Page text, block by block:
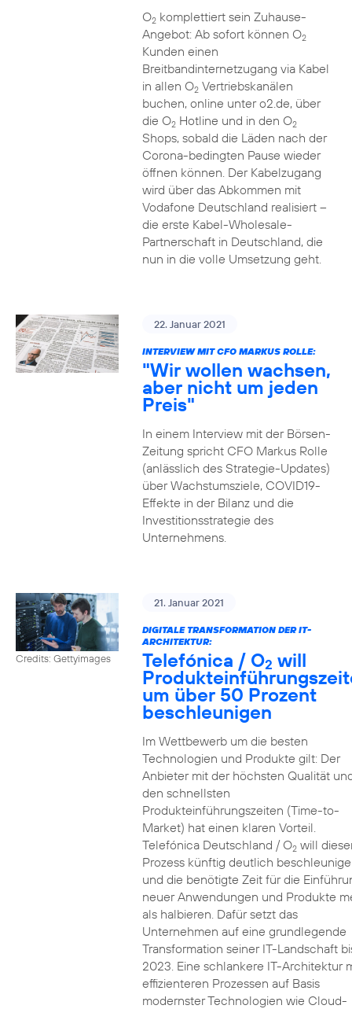
O2komplettiert sein Zuhause-
Angebot: Ab sofort können O2
Kunden einen
Breitbandinternetzugang via Kabel
in allen O2Vertriebskanälen
buchen, online unter o2.de, über
die O2Hotline und in den O2
Shops, sobald die Läden nach der
Corona-bedingten Pause wieder
öffnen können. Der Kabelzugang
wird über das Abkommen mit
Vodafone Deutschland realisiert –
die erste Kabel-Wholesale-
Partnerschaft in Deutschland, die
nun in die volle Umsetzung geht.
22. Januar 2021
INTERVIEW MIT CFO MARKUS ROLLE:
"Wir wollen wachsen,
aber nicht um jeden
Preis"
In einem Interview mit der Börsen-
Zeitung spricht CFO Markus Rolle
(anlässlich des Strategie-Updates)
über Wachstumsziele, COVID19-
Effekte in der Bilanz und die
Investitionsstrategie des
Unternehmens.
Credits: Gettyimages
21. Januar 2021
DIGITALE TRANSFORMATION DER IT-
ARCHITEKTUR:
Telefónica / O2 will
um über 50 Prozent
beschleunigen
Im Wettbewerb um die besten
Technologien und Produkte gilt: Der
Anbieter mit der höchsten Qualität
den schnellsten
Produkteinführungszeiten (Time-to-
Market) hat einen klaren Vorteil.
Telefónica Deutschland / O2will
Prozess künftig deutlich
und die benötigte Zeit für die
neuer Anwendungen und Produkte
als halbieren. Dafür setzt das
Unternehmen auf eine grundlegende
Transformation seiner IT-Landschaft
2023. Eine schlankere IT-Architektur
effizienteren Prozessen auf Basis
modernster Technologien wie Cloud-